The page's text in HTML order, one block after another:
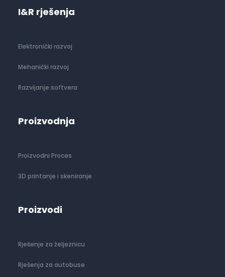
I&R rješenja
Elektronički razvoj
Mehanički razvoj
Razvijanje softvera
Proizvodnja
Proizvodni Proces
3D printanje i skeniranje
Proizvodi
Rješenje za željeznicu
Rješenja za autobuse